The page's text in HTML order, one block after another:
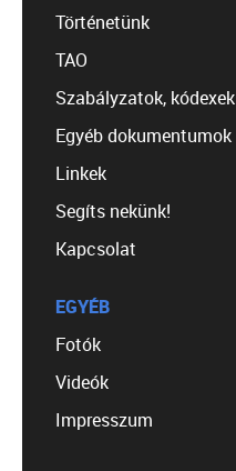
Történetünk
TAO
Szabályzatok, kódexek
Egyéb dokumentumok
Linkek
Segíts nekünk!
Kapcsolat
EGYÉB
Fotók
Videók
Impresszum